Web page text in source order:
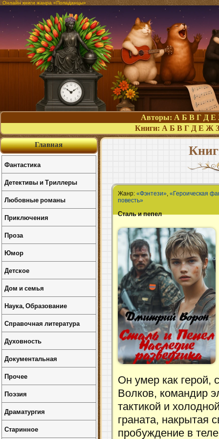
Онлайн книги жанра «Попаданцы»
Авторы: А Б В Г Д Е
Книги: А Б В Г Д Е Ж З
Жанр:«Фэнтези»,«Героическая
повесть»
Сталь и пепел
Он умер как герой,
Волков, командир
тактикой и
граната, накрытая
пробуждение в
Главная
Фантастика
Детективы и Триллеры
Любовные романы
Приключения
Проза
Юмор
Детское
Дом и семья
Наука, Образование
Справочная литература
Духовность
Документальная
Прочее
Поэзия
Драматургия
Старинное